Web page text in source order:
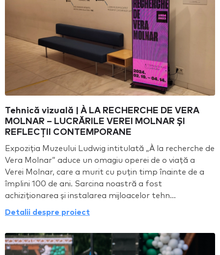
Tehnică vizuală | À LA RECHERCHE DE VERA
MOLNAR – LUCRĂRILE VEREI MOLNAR ȘI
REFLECȚII CONTEMPORANE
Expoziția Muzeului Ludwig intitulată „À la recherche de
Vera Molnar” aduce un omagiu operei de o viață a
Verei Molnar, care a murit cu puțin timp înainte de a
împlini 100 de ani. Sarcina noastră a fost
achiziționarea și instalarea mijloacelor tehn...
Detalii despre proiect